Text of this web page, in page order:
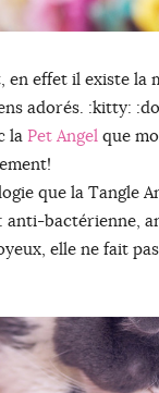
en effet il existe la
adorés. :kitty:
la Pet Angelque
que la Tangle
anti-bactérienne,
elle ne fait